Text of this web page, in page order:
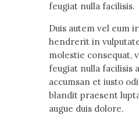
feugiat nulla facilisis.
Duis autem vel eum
hendrerit in
molestie consequat,
feugiat nulla facilisis
accumsan et iusto
blandit praesent
augue duis dolore.